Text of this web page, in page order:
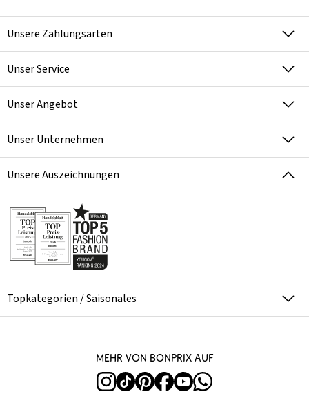
Unsere Zahlungsarten
Unser Service
Unser Angebot
Unser Unternehmen
Unsere Auszeichnungen
Topkategorien / Saisonales
Mehr von bonprix auf